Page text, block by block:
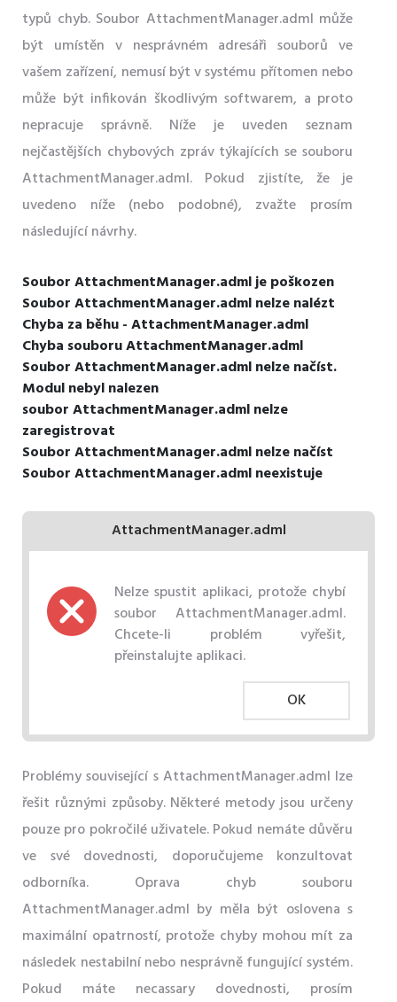
typů chyb. Soubor AttachmentManager.adml může
být umístěn v nesprávném adresáři souborů ve
vašem zařízení, nemusí být v systému přítomen nebo
může být infikován škodlivým softwarem, a proto
nepracuje správně. Níže je uveden seznam
nejčastějších chybových zpráv týkajících se souboru
AttachmentManager.adml. Pokud zjistíte, že je
uvedeno níže (nebo podobné), zvažte prosím
následující návrhy.
Soubor AttachmentManager.adml je poškozen
Soubor AttachmentManager.adml nelze nalézt
Chyba za běhu - AttachmentManager.adml
Chyba souboru AttachmentManager.adml
Soubor AttachmentManager.adml nelze načíst.
Modul nebyl nalezen
soubor AttachmentManager.adml nelze
zaregistrovat
Soubor AttachmentManager.adml nelze načíst
Soubor AttachmentManager.adml neexistuje
AttachmentManager.adml
Nelze spustit aplikaci, protože chybí
soubor AttachmentManager.adml.
Chcete-li problém vyřešit,
přeinstalujte aplikaci.
OK
Problémy související s AttachmentManager.adml lze
řešit různými způsoby. Některé metody jsou určeny
pouze pro pokročilé uživatele. Pokud nemáte důvěru
ve své dovednosti, doporučujeme konzultovat
odborníka. Oprava chyb souboru
AttachmentManager.adml by měla být oslovena s
maximální opatrností, protože chyby mohou mít za
následek nestabilní nebo nesprávně fungující systém.
Pokud máte necassary dovednosti, prosím